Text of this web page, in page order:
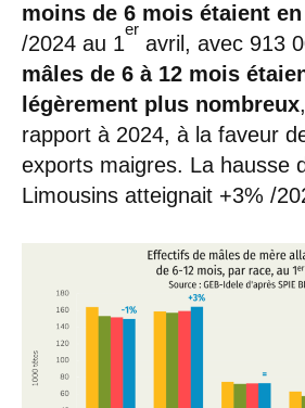
moins de 6 mois étaient
/2024 au 1
er
avril, avec 913
mâles de 6 à 12 mois
légèrement plus nombreux
rapport à 2024, à la faveur
exports maigres. La hausse
Limousins atteignait +3% /